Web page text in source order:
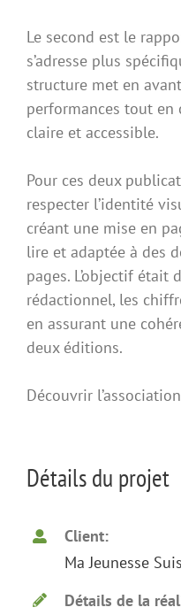
Le second est le
s’adresse plus
structure met en
performances tout en
claire et accessible.
Pour ces deux
respecter l’identité
créant une mise en
lire et adaptée à des
pages. L’objectif était
rédactionnel, les
en assurant une
deux éditions.
Découvrir
Détails du projet
Client:
Ma Jeunesse
Détails de la